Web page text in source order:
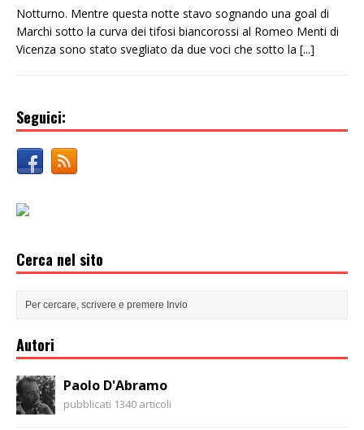
Notturno. Mentre questa notte stavo sognando una goal di
Marchi sotto la curva dei tifosi biancorossi al Romeo Menti di
Vicenza sono stato svegliato da due voci che sotto la [...]
Seguici:
Cerca nel sito
Autori
Paolo D'Abramo
pubblicati 1340 articoli